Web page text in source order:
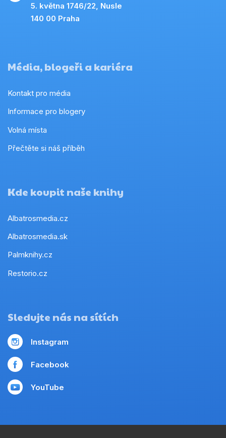
5. května 1746/22, Nusle
140 00 Praha
Média, blogeři a kariéra
Kontakt pro média
Informace pro blogery
Volná místa
Přečtěte si náš příběh
Kde koupit naše knihy
Albatrosmedia.cz
Albatrosmedia.sk
Palmknihy.cz
Restorio.cz
Sledujte nás na sítích
Instagram
Facebook
YouTube